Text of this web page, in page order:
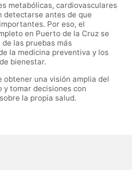
metabólicas, cardiovasculares
detectarse antes de que
Por eso, el
en Puerto de la Cruz se
las pruebas más
la medicina preventiva y los
bienestar.
obtener una visión amplia del
y tomar decisiones con
la propia salud.